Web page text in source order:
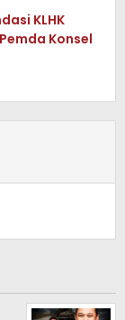
KLHK
Konsel